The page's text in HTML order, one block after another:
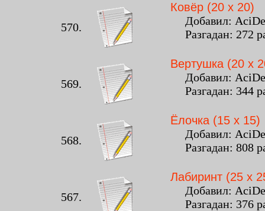
570.
Ковёр (20 x 20)
Добавил:
Разгадан: 272
569.
Вертушка (20 x
Добавил:
Разгадан: 344
568.
Ёлочка (15 x 15)
Добавил:
Разгадан: 808
567.
Лабиринт (25 x
Добавил:
Разгадан: 376